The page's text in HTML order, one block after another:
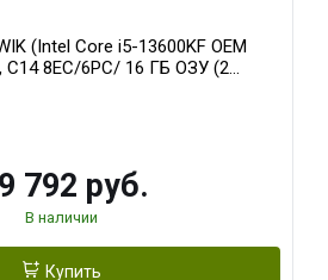
(Intel Core i5-13600KF OEM
C14 8EC/6PC/ 16 ГБ ОЗУ (2
GAMINGPRO OC 16GB GDDR7
792 руб.
В наличии
Купить